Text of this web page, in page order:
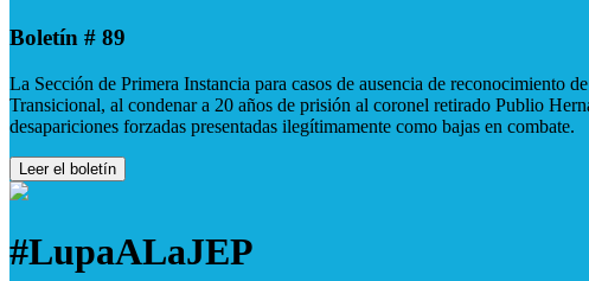
Boletín # 89
La Sección de Primera Instancia para casos de ausencia de reconocimiento
Transicional, al condenar a 20 años de prisión al coronel retirado Publio
desapariciones forzadas presentadas ilegítimamente como bajas en combate.
Leer el boletín
#LupaALaJEP